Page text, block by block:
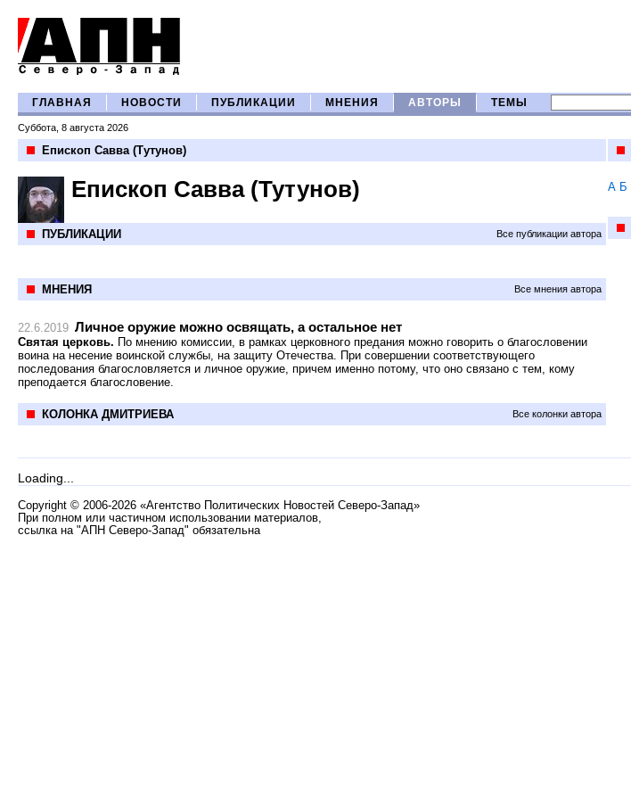
ГЛАВНАЯ НОВОСТИ ПУБЛИКАЦИИ МНЕНИЯ АВТОРЫ ТЕМЫ
Суббота, 8 августа 2026
Епископ Савва (Тутунов)
Епископ Савва (Тутунов)
ПУБЛИКАЦИИ Все публикации автора
МНЕНИЯ Все мнения автора
22.6.2019 Личное оружие можно освящать, а остальное нет
Святая церковь. По мнению комиссии, в рамках церковного предания можно говорить о благословении
воина на несение воинской службы, на защиту Отечества. При совершении соответствующего
последования благословляется и личное оружие, причем именно потому, что оно связано с тем, кому
преподается благословение.
КОЛОНКА ДМИТРИЕВА Все колонки автора
А Б
Loading...
Copyright © 2006-2026 «Агентство Политических Новостей Северо-Запад»
При полном или частичном использовании материалов,
ссылка на "АПН Северо-Запад" обязательна